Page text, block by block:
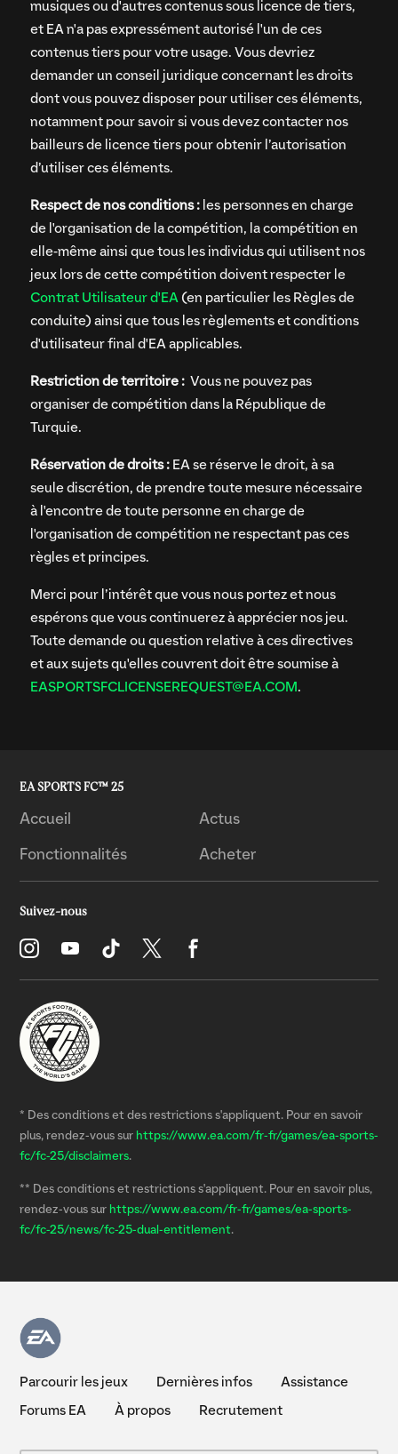
musiques ou d'autres contenus sous licence de tiers,
et EA n'a pas expressément autorisé l'un de ces
contenus tiers pour votre usage. Vous devriez
demander un conseil juridique concernant les droits
dont vous pouvez disposer pour utiliser ces éléments,
notamment pour savoir si vous devez contacter nos
bailleurs de licence tiers pour obtenir l’autorisation
d’utiliser ces éléments.
Respect de nos conditions : les personnes en charge
de l'organisation de la compétition, la compétition en
elle-même ainsi que tous les individus qui utilisent nos
jeux lors de cette compétition doivent respecter le
Contrat Utilisateur d'EA (en particulier les Règles de
conduite) ainsi que tous les règlements et conditions
d'utilisateur final d'EA applicables.
Restriction de territoire :Vous ne pouvez pas
organiser de compétition dans la République de
Turquie.
Réservation de droits : EA se réserve le droit, à sa
seule discrétion, de prendre toute mesure nécessaire
à l'encontre de toute personne en charge de
l'organisation de compétition ne respectant pas ces
règles et principes.
Merci pour l’intérêt que vous nous portez et nous
espérons que vous continuerez à apprécier nos jeu.
Toute demande ou question relative à ces directives
et aux sujets qu'elles couvrent doit être soumise à
EASPORTSFCLICENSEREQUEST@EA.COM.
* Des conditions et des restrictions s'appliquent. Pour en savoir
plus, rendez-vous sur https://www.ea.com/fr-fr/games/ea-sports-
fc/fc-25/disclaimers.
** Des conditions et restrictions s'appliquent. Pour en savoir plus,
rendez-vous sur https://www.ea.com/fr-fr/games/ea-sports-
fc/fc-25/news/fc-25-dual-entitlement.